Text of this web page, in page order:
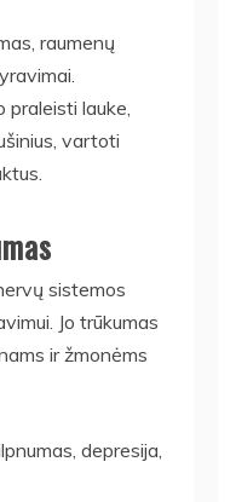
raumenų
praleisti lauke,
vartoti
sistemos
Jo trūkumas
ir žmonėms
depresija,